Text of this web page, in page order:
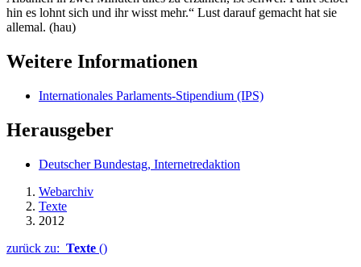
hin es lohnt sich und ihr wisst mehr.“ Lust darauf gemacht hat sie
allemal. (hau)
Weitere Informationen
Internationales Parlaments-Stipendium (IPS)
Herausgeber
Deutscher Bundestag, Internetredaktion
Webarchiv
Texte
2012
zurück zu: Texte ()